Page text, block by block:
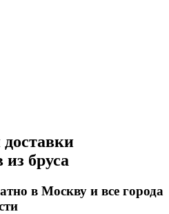
бруса
в Москву и все города